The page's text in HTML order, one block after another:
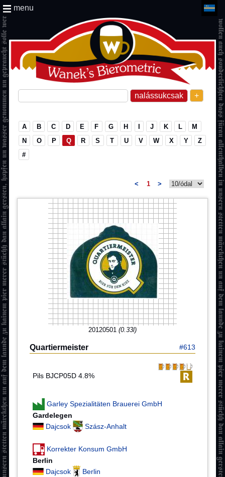
+
menu
A B C D E F G H I J K L
M
N
O P Q R S T U V W X Y
Z
#
< 1 >
20120501 (0.33l)
Quartiermeister #613
Pils BJCP05D 4.8%
Garley Spezialitäten Brauerei GmbH
Gardelegen
Dajcsok
Szász-Anhalt
Korrekter Konsum GmbH
Berlin
Dajcsok
Berlin